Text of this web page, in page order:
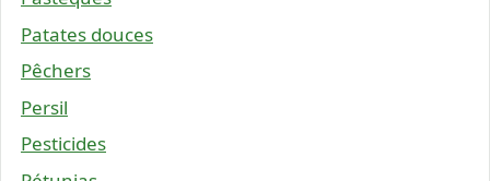
Patates douces
Pêchers
Persil
Pesticides